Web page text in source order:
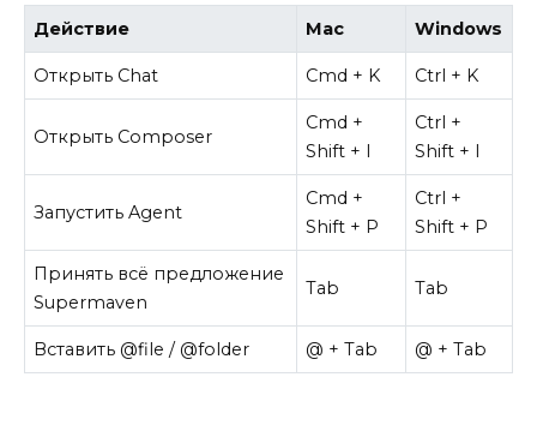
Действие Mac Windows
Открыть Chat Cmd + K Ctrl + K
Открыть Composer
Cmd +
Shift + I
Ctrl +
Shift + I
Запустить Agent
Cmd +
Shift + P
Ctrl +
Shift + P
Принять всё предложение
Supermaven
Tab Tab
Вставить @file / @folder @ + Tab @ + Tab